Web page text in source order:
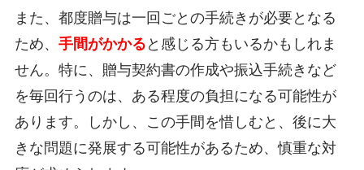
また、都度贈与は一回ごとの手続きが必要となる
ため、 手間がかかる と感じる方もいるかもしれま
せん。特に、贈与契約書の作成や振込手続きなど
を毎回行うのは、ある程度の負担になる可能性が
あります。しかし、この手間を惜しむと、後に大
きな問題に発展する可能性があるため、慎重な対